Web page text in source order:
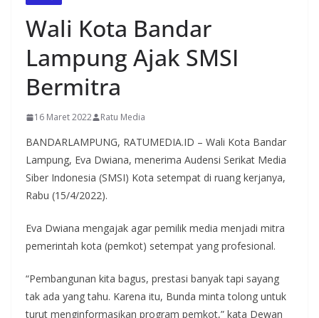
Wali Kota Bandar
Lampung Ajak SMSI
Bermitra
16 Maret 2022 Ratu Media
BANDARLAMPUNG, RATUMEDIA.ID – Wali Kota Bandar
Lampung, Eva Dwiana, menerima Audensi Serikat Media
Siber Indonesia (SMSI) Kota setempat di ruang kerjanya,
Rabu (15/4/2022).
Eva Dwiana mengajak agar pemilik media menjadi mitra
pemerintah kota (pemkot) setempat yang profesional.
“Pembangunan kita bagus, prestasi banyak tapi sayang
tak ada yang tahu. Karena itu, Bunda minta tolong untuk
turut menginformasikan program pemkot,” kata Dewan